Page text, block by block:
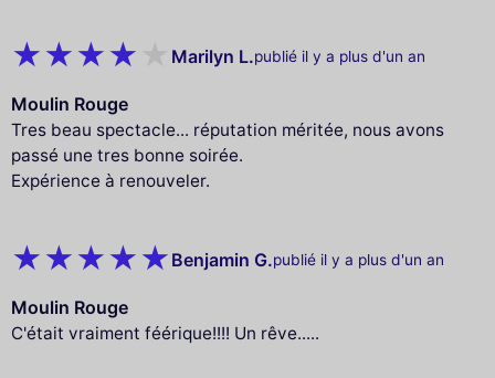
Marilyn L.publié il y a plus d'un an
Moulin Rouge
Tres beau spectacle... réputation méritée, nous avons
passé une tres bonne soirée.
Expérience à renouveler.
Benjamin G.publié il y a plus d'un an
Moulin Rouge
C'était vraiment féérique!!!! Un rêve.....